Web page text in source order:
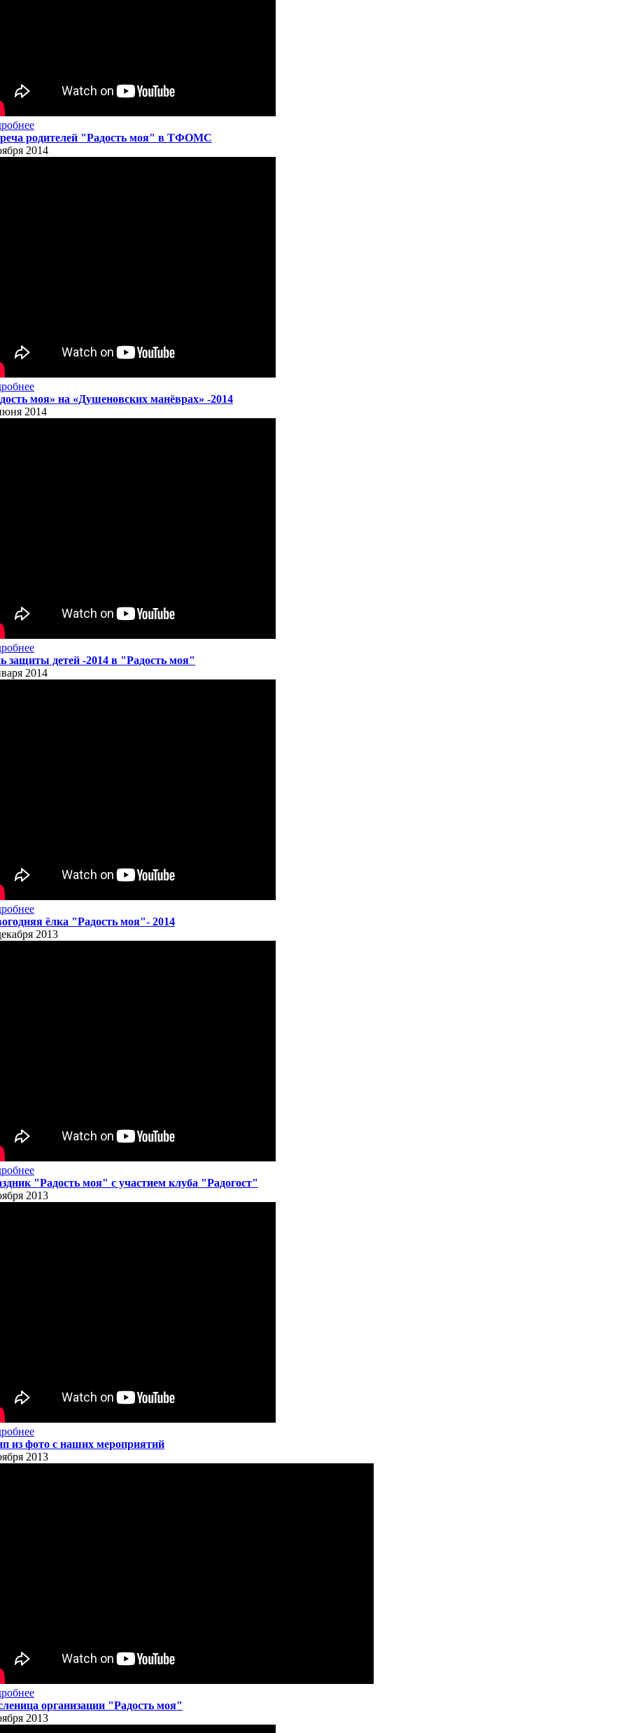
родителей "Радость моя" в ТФОМС
2014
моя» на «Душеновских манёврах» -2014
2014
защиты детей -2014 в "Радость моя"
2014
ёлка "Радость моя"- 2014
2013
"Радость моя" с участием клуба "Радогост"
2013
из фото с наших мероприятий
2013
организации "Радость моя"
2013